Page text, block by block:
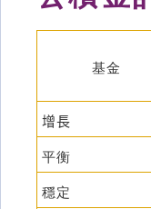
基金
增長
平衡
穩定